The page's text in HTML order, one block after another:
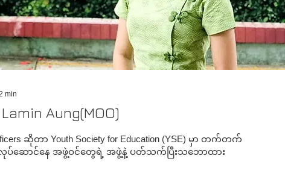
min
Aung(MOO)
ဆိုတာ Youth Society for Education (YSE) မှာ တက်တက်
လုပ်ဆောင်နေ အဖွဲ့ဝင်တွေရဲ့ အဖွဲ့နဲ့ ပတ်သက်ပြီးသဘောထား